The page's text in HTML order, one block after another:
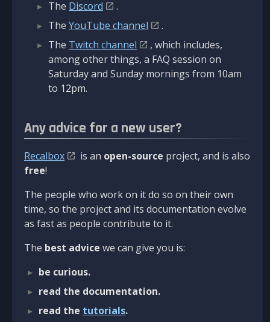
The Discord
.
The YouTube channel
.
The Twitch channel
, which includes,
among other things, a FAQ session on
Saturday and Sunday mornings from 10am
to 12pm.
Any advice for a new user?
Recalbox is an open-source project, and is also
free!
The people who work on it do so on their own
time, so the project and its documentation evolve
as fast as people contribute to it.
The best advice we can give you is:
be curious.
read the documentation.
read the tutorials.